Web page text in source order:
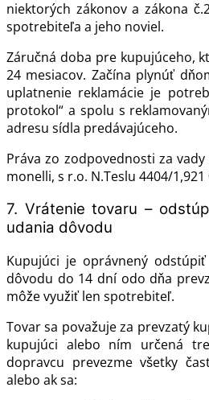
niektorých zákonov a zákona
spotrebiteľa a jeho noviel.
Záručná doba pre kupujúceho,
24 mesiacov. Začína plynúť
uplatnenie reklamácie je
protokol“ a spolu s
adresu sídla predávajúceho.
Práva zo zodpovednosti za
monelli, s r.o. N.Teslu 4404/1,921
7. Vrátenie tovaru –
udania dôvodu
Kupujúci je oprávnený
dôvodu do 14 dní odo dňa
môže využiť len spotrebiteľ.
Tovar sa považuje za prevzatý
kupujúci alebo ním určená
dopravcu prevezme všetky
alebo ak sa: